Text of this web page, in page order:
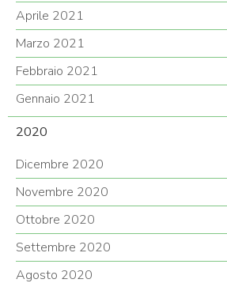
Aprile 2021
Marzo 2021
Febbraio 2021
Gennaio 2021
2020
Dicembre 2020
Novembre 2020
Ottobre 2020
Settembre 2020
Agosto 2020